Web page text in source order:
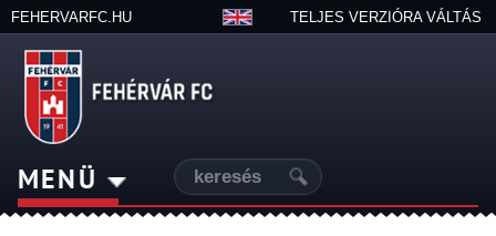
FEHERVARFC.HU TELJES VERZIÓRA VÁLTÁS
MENÜ